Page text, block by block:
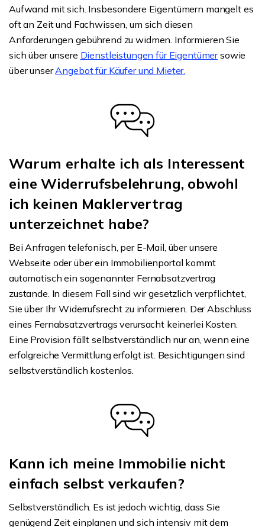
Aufwand mit sich. Insbesondere Eigentümern mangelt es
oft an Zeit und Fachwissen, um sich diesen
Anforderungen gebührend zu widmen. Informieren Sie
sich über unsere Dienstleistungen für Eigentümersowie
über unserAngebot für Käufer und Mieter.
Warum erhalte ich als Interessent
eine Widerrufsbelehrung, obwohl
ich keinen Maklervertrag
unterzeichnet habe?
Bei Anfragen telefonisch, per E-Mail, über unsere
Webseite oder über ein Immobilienportal kommt
automatisch ein sogenannter Fernabsatzvertrag
zustande. In diesem Fall sind wir gesetzlich verpflichtet,
Sie über Ihr Widerrufsrecht zu informieren. Der Abschluss
eines Fernabsatzvertrags verursacht keinerlei Kosten.
Eine Provision fällt selbstverständlich nur an, wenn eine
erfolgreiche Vermittlung erfolgt ist. Besichtigungen sind
selbstverständlich kostenlos.
Kann ich meine Immobilie nicht
einfach selbst verkaufen?
Selbstverständlich. Es ist jedoch wichtig, dass Sie
genügend Zeit einplanen und sich intensiv mit dem